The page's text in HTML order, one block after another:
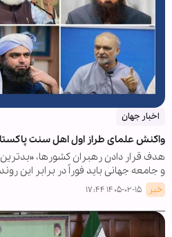
اخبار جهان
واکنش علمای طراز اول اهل سنت
هدف قرار دادن رهبران کشورها،
و جامعه جهانی باید فوراً در برابر این
خبر ۱۴۰۵-۰۲-۱۵ ۱۷:۴۴